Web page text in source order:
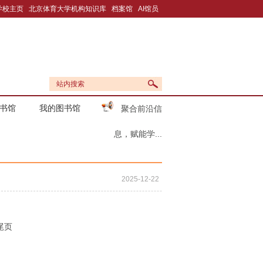
校主页 北京体育大学机构知识库 档案馆 AI馆员
馆 我的图书馆 聚合前沿信
息，赋能学...
2025-12-22
页